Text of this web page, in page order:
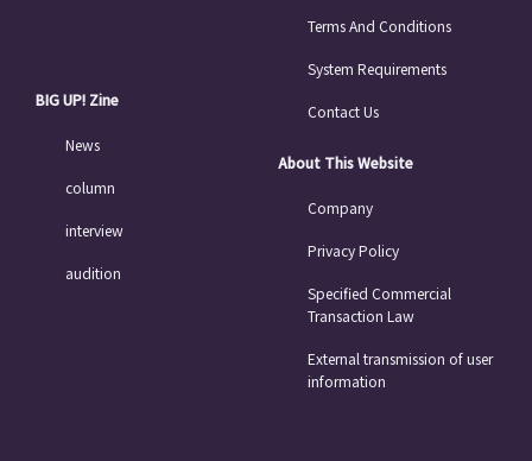
BIG UP! Zine
News
column
interview
audition
Terms And Conditions
System Requirements
Contact Us
About This Website
Company
Privacy Policy
Specified Commercial
Transaction Law
External transmission of user
information